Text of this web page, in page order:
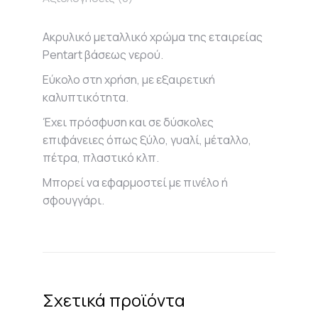
Ακρυλικό μεταλλικό χρώμα της εταιρείας
Pentart βάσεως νερού.
Εύκολο στη χρήση, με εξαιρετική
καλυπτικότητα.
Έχει πρόσφυση και σε δύσκολες
επιφάνειες όπως ξύλο, γυαλί, μέταλλο,
πέτρα, πλαστικό κλπ.
Μπορεί να εφαρμοστεί με πινέλο ή
σφουγγάρι.
Σχετικά προϊόντα